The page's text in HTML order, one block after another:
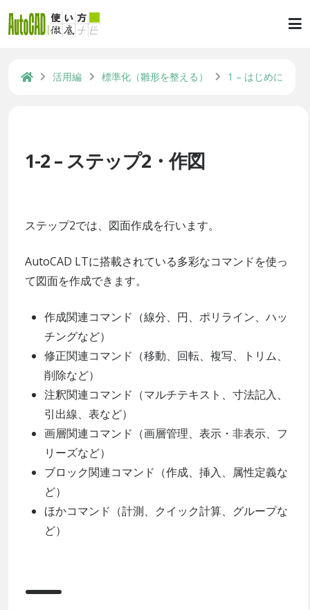
活用編 標準化（雛形を整える） 1 – はじめに
1-2 – ステップ2・作図
ステップ2では、図面作成を行います。
AutoCAD LTに搭載されている多彩なコマンドを使っ
て図面を作成できます。
作成関連コマンド（線分、円、ポリライン、ハッ
チングなど）
修正関連コマンド（移動、回転、複写、トリム、
削除など）
注釈関連コマンド（マルチテキスト、寸法記入、
引出線、表など）
画層関連コマンド（画層管理、表示・非表示、フ
リーズなど）
ブロック関連コマンド（作成、挿入、属性定義な
ど）
ほかコマンド（計測、クイック計算、グループな
ど）